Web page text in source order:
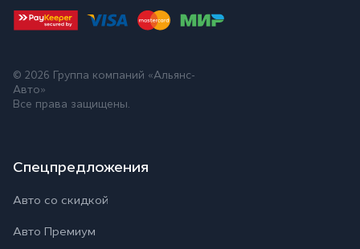
© 2026 Группа компаний «Альянс-
Авто»
Все права защищены.
Спецпредложения
Авто со скидкой
Авто Премиум